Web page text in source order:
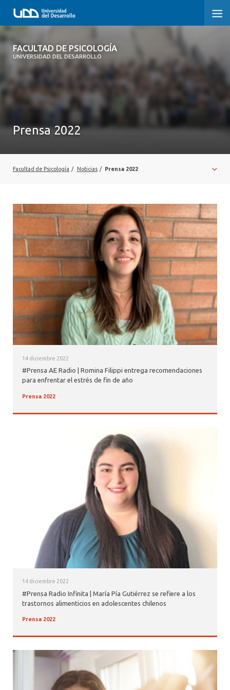
FACULTAD DE PSICOLOGÍA
UNIVERSIDAD DEL DESARROLLO
FACULTAD DE PSICOLOGÍA
VINCULACIÓN CON EL MEDIO
ALUMNI PSICOLOGÍA UDD
SERVICIO DE PSICOLOGÍA INTEGRAL
Prensa 2022
Facultad de Psicología / Noticias / Prensa 2022
14 diciembre 2022
#Prensa AE Radio | Romina Filippi entrega recomendaciones
para enfrentar el estrés de fin de año
Prensa 2022
14 diciembre 2022
#Prensa Radio Infinita | María Pía Gutiérrez se refiere a los
trastornos alimenticios en adolescentes chilenos
Prensa 2022